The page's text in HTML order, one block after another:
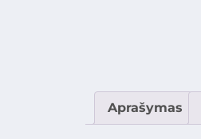
Aprašymas